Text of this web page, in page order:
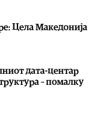
Цела Македонија
дата-центар
– помалку